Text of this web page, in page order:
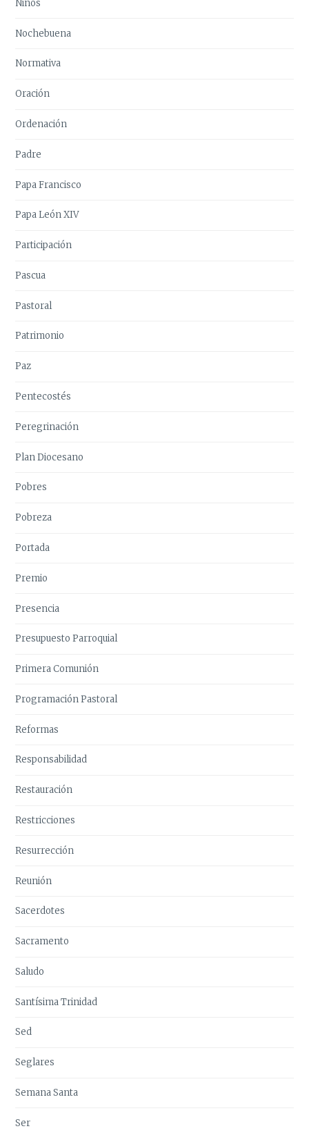
Niños
Nochebuena
Normativa
Oración
Ordenación
Padre
Papa Francisco
Papa León XIV
Participación
Pascua
Pastoral
Patrimonio
Paz
Pentecostés
Peregrinación
Plan Diocesano
Pobres
Pobreza
Portada
Premio
Presencia
Presupuesto Parroquial
Primera Comunión
Programación Pastoral
Reformas
Responsabilidad
Restauración
Restricciones
Resurrección
Reunión
Sacerdotes
Sacramento
Saludo
Santísima Trinidad
Sed
Seglares
Semana Santa
Ser